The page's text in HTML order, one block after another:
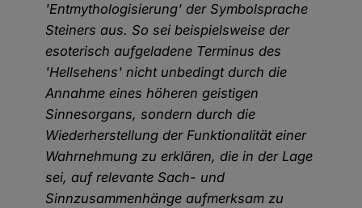
'Entmythologisierung' der Symbolsprache
Steiners aus. So sei beispielsweise der
esoterisch aufgeladene Terminus des
'Hellsehens' nicht unbedingt durch die
Annahme eines höheren geistigen
Sinnesorgans, sondern durch die
Wiederherstellung der Funktionalität einer
Wahrnehmung zu erklären, die in der Lage
sei, auf relevante Sach- und
Sinnzusammenhänge aufmerksam zu